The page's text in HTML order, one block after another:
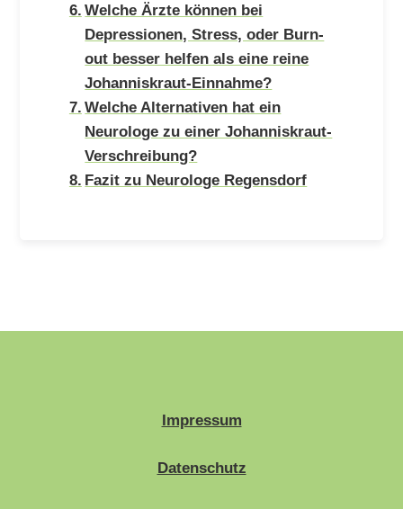
Welche Ärzte können bei
Depressionen, Stress, oder Burn-
out besser helfen als eine reine
Johanniskraut-Einnahme?
Welche Alternativen hat ein
Neurologe zu einer Johanniskraut-
Verschreibung?
Fazit zu Neurologe Regensdorf
Impressum
Datenschutz